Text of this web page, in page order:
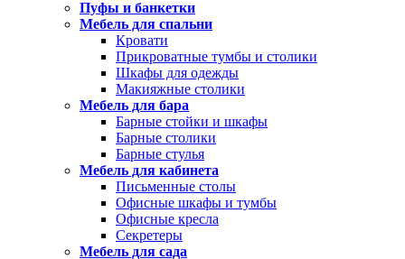
Пуфы и банкетки
Мебель для спальни
Кровати
Прикроватные тумбы и столики
Шкафы для одежды
Макияжные столики
Мебель для бара
Барные стойки и шкафы
Барные столики
Барные стулья
Мебель для кабинета
Письменные столы
Офисные шкафы и тумбы
Офисные кресла
Секретеры
Мебель для сада